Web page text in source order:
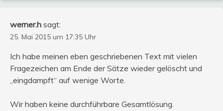
werner.h sagt:
25. Mai 2015 um 17:35 Uhr
Ich habe meinen eben geschriebenen Text mit vielen
Fragezeichen am Ende der Sätze wieder gelöscht und
„eingdampft“ auf wenige Worte.
Wir haben keine durchführbare Gesamtlösung.